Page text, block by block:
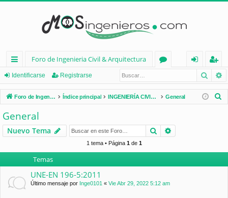
nl
ac
es
rá
pi
d
os
Foro de Ingenieria Civil & Arquitectura
os
nt
ifi
e
eg
ist
ra
Identificarse Registrarse
Foro de Ingenieria Civil & Arquitectura Índice principal INGENIERÍA CIVIL (España) General
r
General
Nuevo Tema Buscar
1 tema • Página 1de 1
Temas
UNE-EN 196-5:2011
Último mensaje por Inge0101 « Vie Abr 29, 2022 5:12 am